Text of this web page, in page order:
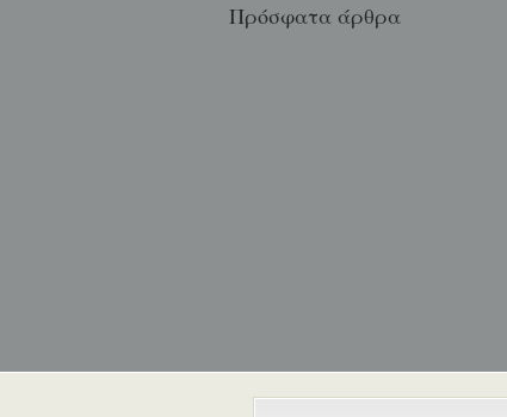
Πρόσφατα άρθρα